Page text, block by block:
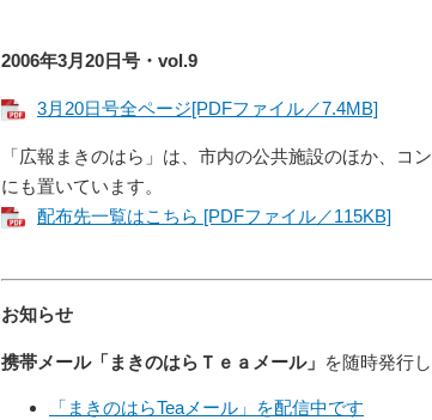
2006年3月20日号・vol.9
3月20日号全ページ[PDFファイル／7.4MB]
「広報まきのはら」は、市内の公共施設のほか、コ
にも置いています。
配布先一覧はこちら [PDFファイル／115KB]
お知らせ
携帯メール「まきのはらＴｅａメール」 を随時発行
「まきのはらTeaメール」を配信中です